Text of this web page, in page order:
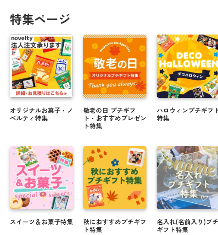
特集ページ
オリジナルお菓子・ノ
ベルティ特集
スイーツ＆お菓子特集
敬老の日 プチギフ
ト・おすすめプレゼン
ト特集
秋におすすめプチギフ
ト特集
ハロウィンプチギフ
特集
名入れ(名前入り)プチ
ギフト特集